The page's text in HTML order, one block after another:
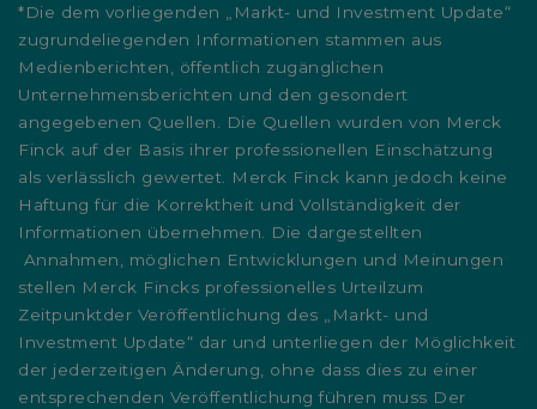
*Die dem vorliegenden „Markt- und Investment Update“
zugrundeliegenden Informationen stammen aus
Medienberichten, öffentlich zugänglichen
Unternehmensberichten und den gesondert
angegebenen Quellen. Die Quellen wurden von Merck
Finck auf der Basis ihrer professionellen Einschätzung
als verlässlich gewertet. Merck Finck kann jedoch keine
Haftung für die Korrektheit und Vollständigkeit der
Informationen übernehmen. Die dargestellten
Annahmen, möglichen Entwicklungen und Meinungen
stellen Merck Fincks professionelles Urteilzum
Zeitpunktder Veröffentlichung des „Markt- und
Investment Update“ dar und unterliegen der Möglichkeit
der jederzeitigen Änderung, ohne dass dies zu einer
entsprechenden Veröffentlichung führen muss Der